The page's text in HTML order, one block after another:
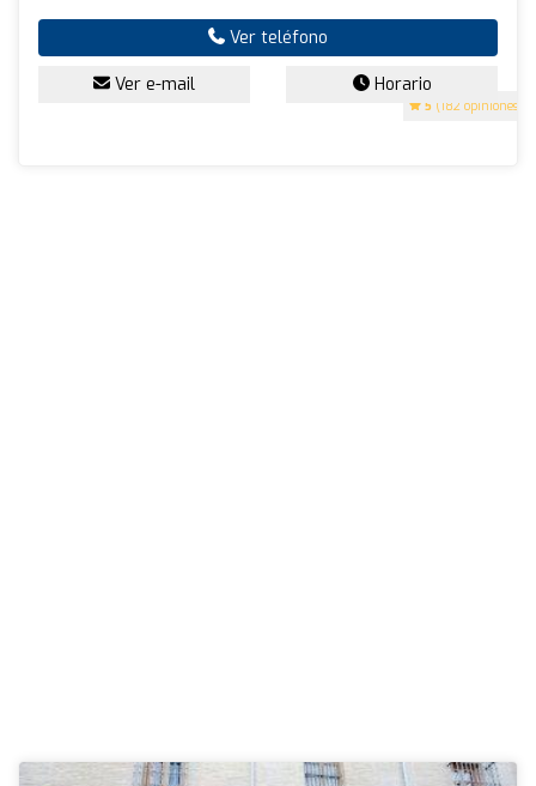
5 (182 opiniones)
Ver teléfono
Ver e-mail Horario